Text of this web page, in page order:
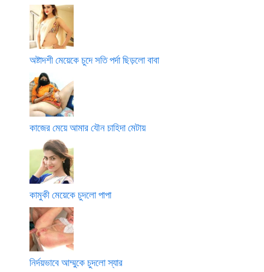
অষ্টাদশী মেয়েকে চুদে সতি পর্দা ছিড়লো বাবা
কাজের মেয়ে আমার যৌন চাহিদা মেটায়
কামুকী মেয়েকে চুদলো পাপা
নির্দয়ভাবে আম্মুকে চুদলো স্যার